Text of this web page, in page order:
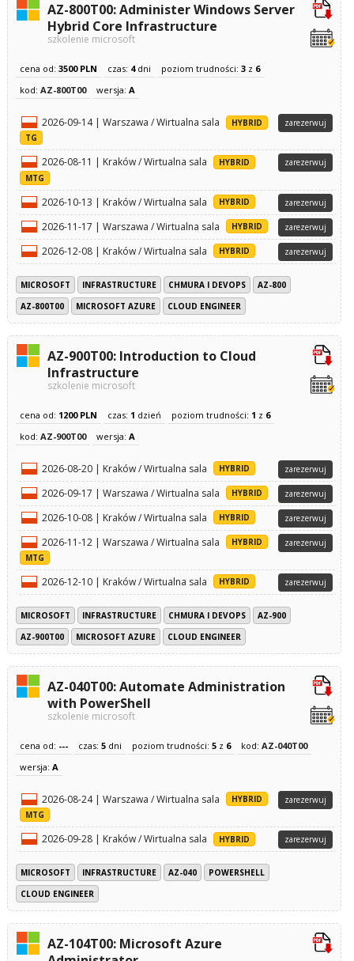
AZ-800T00: Administer Windows Server
Hybrid Core Infrastructure
szkolenie microsoft
cena od: 3500 PLN czas: 4dni poziom trudności: 3z 6
kod: AZ-800T00 wersja: A
2026-09-14 | Warszawa / Wirtualna sala
HYBRID
TG
zarezerwuj
2026-08-11 | Kraków / Wirtualna sala
HYBRID
MTG
zarezerwuj
2026-10-13 | Kraków / Wirtualna sala HYBRID zarezerwuj
2026-11-17 | Warszawa / Wirtualna sala HYBRID zarezerwuj
2026-12-08 | Kraków / Wirtualna sala HYBRID zarezerwuj
MICROSOFT INFRASTRUCTURE CHMURA I DEVOPS
AZ-800
AZ-800T00
MICROSOFT AZURE CLOUD ENGINEER
AZ-900T00: Introduction to Cloud
Infrastructure
szkolenie microsoft
cena od: 1200 PLN czas: 1 dzień poziom trudności: 1 z 6
kod: AZ-900T00 wersja: A
2026-08-20 | Kraków / Wirtualna sala HYBRID zarezerwuj
2026-09-17 | Warszawa / Wirtualna sala HYBRID zarezerwuj
2026-10-08 | Kraków / Wirtualna sala HYBRID zarezerwuj
2026-11-12 | Warszawa / Wirtualna sala
HYBRID
MTG
zarezerwuj
2026-12-10 | Kraków / Wirtualna sala HYBRID zarezerwuj
MICROSOFT INFRASTRUCTURE CHMURA I DEVOPS
AZ-900
AZ-900T00
MICROSOFT AZURE CLOUD ENGINEER
AZ-040T00: Automate Administration
with PowerShell
szkolenie microsoft
cena od: --- czas: 5dni poziom trudności: 5z 6 kod: AZ-040T00
wersja: A
2026-08-24 | Warszawa / Wirtualna sala
HYBRID
MTG
zarezerwuj
2026-09-28 | Kraków / Wirtualna sala HYBRID zarezerwuj
MICROSOFT INFRASTRUCTURE AZ-040
POWERSHELL
CLOUD ENGINEER
AZ-104T00: Microsoft Azure